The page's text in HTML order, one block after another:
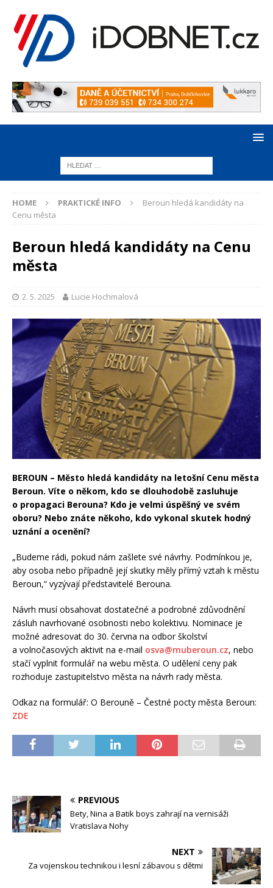
HOME PRAKTICKÉ INFO
Beroun hledá kandidáty na
Cenu města
Beroun hledá kandidáty na Cenu
města
2. 5. 2025 Lucie Hochmalová
BEROUN – Město hledá kandidáty na letošní Cenu města
Beroun. Víte o někom, kdo se dlouhodobě zasluhuje
o propagaci Berouna? Kdo je velmi úspěšný ve svém
oboru? Nebo znáte někoho, kdo vykonal skutek hodný
uznání a ocenění?
„Budeme rádi, pokud nám zašlete své návrhy. Podmínkou je,
aby osoba nebo případně její skutky měly přímý vztah k městu
Beroun,“ vyzývají představitelé Berouna.
Návrh musí obsahovat dostatečné a podrobné zdůvodnění
zásluh navrhované osobnosti nebo kolektivu. Nominace je
možné adresovat do 30. června na odbor školství
a volnočasových aktivit na e-mail osva@muberoun.cz, nebo
stačí vyplnit formulář na webu města. O udělení ceny pak
rozhoduje zastupitelstvo města na návrh rady města.
Odkaz na formulář: O Berouně – Čestné pocty města Beroun:
ZDE
PREVIOUS
Bety, Nina a Batik boys zahrají na vernisáži
Vratislava Nohy
NEXT
Za vojenskou technikou i lesní zábavou s dětmi